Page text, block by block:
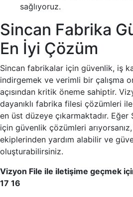
sağlıyoruz.
Sincan Fabrika
En İyi Çözüm
Sincan fabrikalar için güvenlik, iş
indirgemek ve verimli bir çalışma
açısından kritik öneme sahiptir.
dayanıklı fabrika filesi çözümleri
en üst düzeye çıkarmaktadır. Eğer
için güvenlik çözümleri
ekiplerinden yardım alabilir ve
oluşturabilirsiniz.
Vizyon File ile iletişime geçmek
17 16